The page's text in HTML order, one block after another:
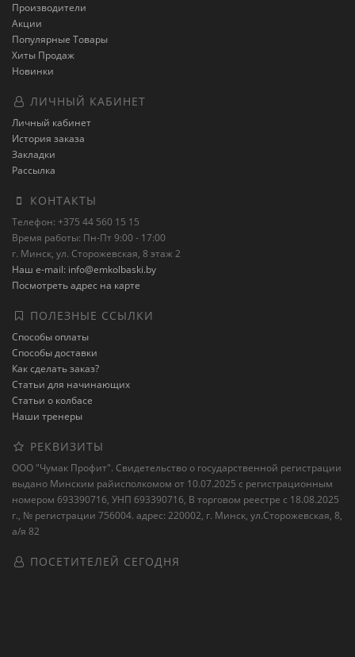
Производители
Акции
Популярные Товары
Хиты Продаж
Новинки
ЛИЧНЫЙ КАБИНЕТ
Личный кабинет
История заказа
Закладки
Рассылка
КОНТАКТЫ
Телефон: +375 44 560 15 15
Время работы: Пн-Пт 9:00 - 17:00
г. Минск, ул. Сторожевская, 8 этаж 2
Наш e-mail: info@emkolbaski.by
Посмотреть адрес на карте
ПОЛЕЗНЫЕ ССЫЛКИ
Способы оплаты
Способы доставки
Как сделать заказ?
Статьи для начинающих
Статьи о колбасе
Наши тренеры
РЕКВИЗИТЫ
ООО "Чумак Профит". Свидетельство о государственной регистрации
выдано Минским райисполкомом от 10.07.2025 с регистрационным
номером 693390716, УНП 693390716, В торговом реестре с 18.08.2025
г., № регистрации 756004. адрес: 220002, г. Минск, ул.Сторожевская, 8,
а/я 82
ПОСЕТИТЕЛЕЙ СЕГОДНЯ